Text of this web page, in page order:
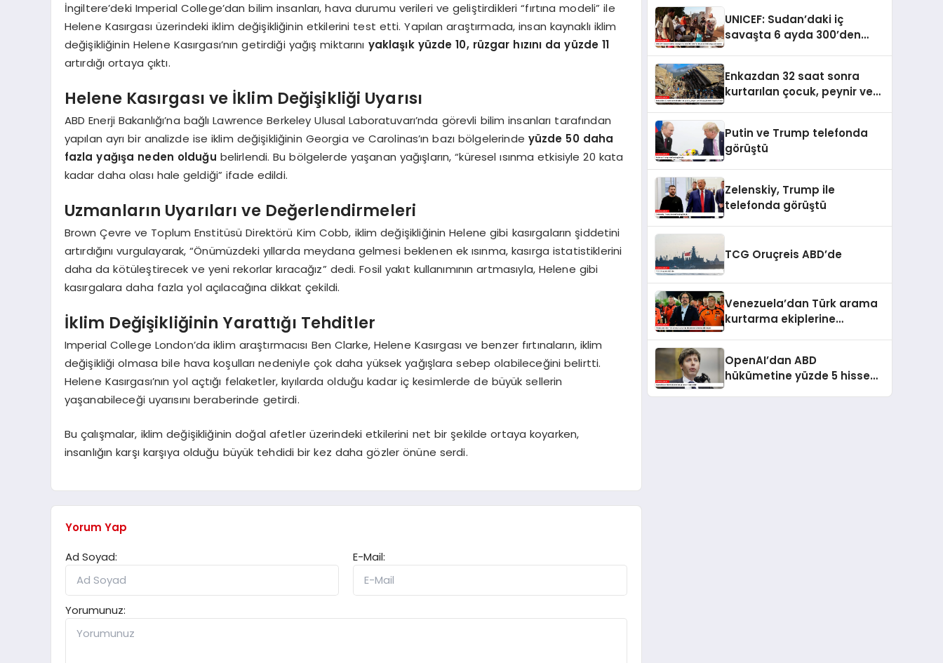
İngiltere’deki Imperial College’dan bilim insanları, hava durumu verileri ve geliştirdikleri “fırtına modeli” ile
Helene Kasırgası üzerindeki iklim değişikliğinin etkilerini test etti. Yapılan araştırmada, insan kaynaklı iklim
değişikliğinin Helene Kasırgası’nın getirdiği yağış miktarını yaklaşık yüzde 10, rüzgar hızını da yüzde 11
artırdığı ortaya çıktı.
Helene Kasırgası ve İklim Değişikliği Uyarısı
ABD Enerji Bakanlığı’na bağlı Lawrence Berkeley Ulusal Laboratuvarı’nda görevli bilim insanları tarafından
yapılan ayrı bir analizde ise iklim değişikliğinin Georgia ve Carolinas’ın bazı bölgelerinde yüzde 50 daha
fazla yağışa neden olduğu belirlendi. Bu bölgelerde yaşanan yağışların, “küresel ısınma etkisiyle 20 kata
kadar daha olası hale geldiği” ifade edildi.
Uzmanların Uyarıları ve Değerlendirmeleri
Brown Çevre ve Toplum Enstitüsü Direktörü Kim Cobb, iklim değişikliğinin Helene gibi kasırgaların şiddetini
artırdığını vurgulayarak, “Önümüzdeki yıllarda meydana gelmesi beklenen ek ısınma, kasırga istatistiklerini
daha da kötüleştirecek ve yeni rekorlar kıracağız” dedi. Fosil yakıt kullanımının artmasıyla, Helene gibi
kasırgalara daha fazla yol açılacağına dikkat çekildi.
İklim Değişikliğinin Yarattığı Tehditler
Imperial College London’da iklim araştırmacısı Ben Clarke, Helene Kasırgası ve benzer fırtınaların, iklim
değişikliği olmasa bile hava koşulları nedeniyle çok daha yüksek yağışlara sebep olabileceğini belirtti.
Helene Kasırgası’nın yol açtığı felaketler, kıyılarda olduğu kadar iç kesimlerde de büyük sellerin
yaşanabileceği uyarısını beraberinde getirdi.
Bu çalışmalar, iklim değişikliğinin doğal afetler üzerindeki etkilerini net bir şekilde ortaya koyarken,
insanlığın karşı karşıya olduğu büyük tehdidi bir kez daha gözler önüne serdi.
Yorum Yap
Ad Soyad:
E-Mail:
Yorumunuz:
UNICEF: Sudan’daki iç
savaşta 6 ayda 300’den
Enkazdan 32 saat sonra
kurtarılan çocuk, peynir ve
Putin ve Trump telefonda
görüştü
Zelenskiy, Trump ile
telefonda görüştü
TCG Oruçreis ABD’de
Venezuela’dan Türk arama
kurtarma ekiplerine
OpenAI’dan ABD
hükümetine yüzde 5 hisse